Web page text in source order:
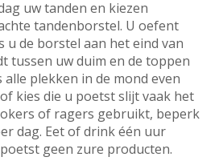
uw tanden en kiezen
tandenborstel. U oefent
u de borstel aan het eind van
tussen uw duim en de toppen
plekken in de mond even
kies die u poetst slijt vaak het
of ragers gebruikt, beperk
dag. Eet of drink één uur
geen zure producten.